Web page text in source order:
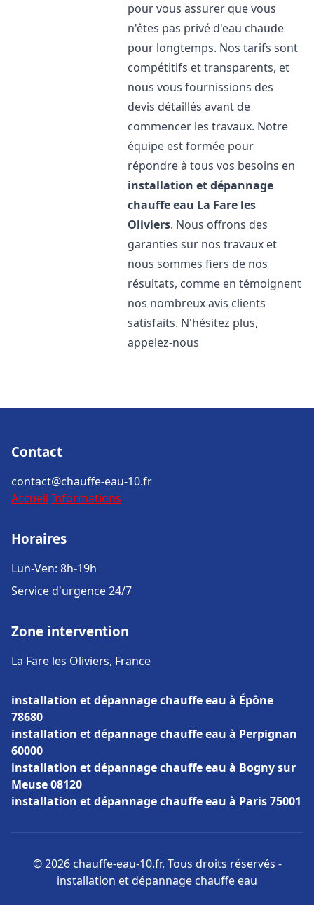
pour vous assurer que vous
n'êtes pas privé d'eau chaude
pour longtemps. Nos tarifs sont
compétitifs et transparents, et
nous vous fournissions des
devis détaillés avant de
commencer les travaux. Notre
équipe est formée pour
répondre à tous vos besoins en
installation et dépannage
chauffe eau La Fare les
Oliviers. Nous offrons des
garanties sur nos travaux et
nous sommes fiers de nos
résultats, comme en témoignent
nos nombreux avis clients
satisfaits. N'hésitez plus,
appelez-nous
Contact
contact@chauffe-eau-10.fr
Accueil Informations
Horaires
Lun-Ven: 8h-19h
Service d'urgence 24/7
Zone intervention
La Fare les Oliviers, France
installation et dépannage chauffe eau à Épône
78680
installation et dépannage chauffe eau à Perpignan
60000
installation et dépannage chauffe eau à Bogny sur
Meuse 08120
installation et dépannage chauffe eau à Paris 75001
© 2026 chauffe-eau-10.fr. Tous droits réservés -
installation et dépannage chauffe eau